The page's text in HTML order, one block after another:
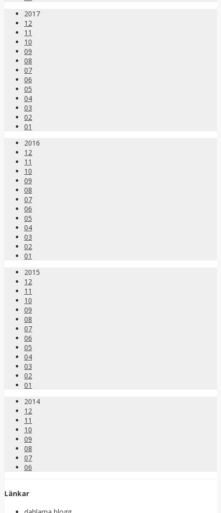
2017
12
11
10
09
08
07
06
05
04
03
02
01
2016
12
11
10
09
08
07
06
05
04
03
02
01
2015
12
11
10
09
08
07
06
05
04
03
02
01
2014
12
11
10
09
08
07
06
Länkar